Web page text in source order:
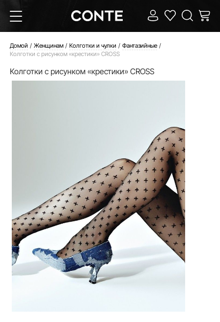
Домой Женщинам Колготки и чулки
Фантазийные
Колготки с рисунком «крестики» CROSS
Колготки с рисунком «крестики» CROSS